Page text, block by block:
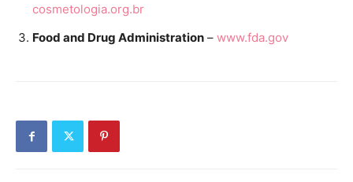
cosmetologia.org.br
Food and Drug Administration – www.fda.gov